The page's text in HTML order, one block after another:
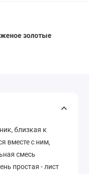
золотые
близкая к
вместе с ним,
смесь
простая - лист